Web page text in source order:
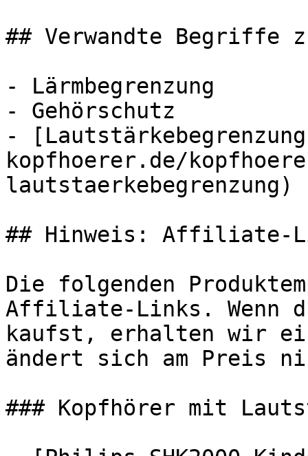
## Verwandte Begriffe
- Lärmbegrenzung
- Gehörschutz
-
kopfhoerer.de/
lautstaerkebegrenzung)
## Hinweis: Affiliate-
Die folgenden
Affiliate-Links. Wenn
kaufst, erhalten wir
ändert sich am Preis
### Kopfhörer mit